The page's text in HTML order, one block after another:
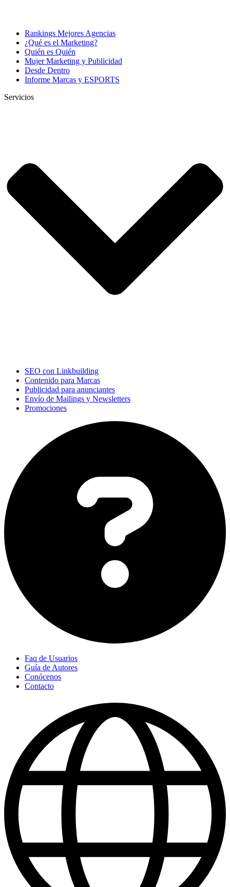
Rankings Mejores Agencias
¿Qué es el Marketing?
Quién es Quién
Mujer Marketing y Publicidad
Desde Dentro
Informe Marcas y ESPORTS
Servicios
SEO con Linkbuilding
Contenido para Marcas
Publicidad para anunciantes
Envío de Mailings y Newsletters
Promociones
Faq de Usuarios
Guía de Autores
Conócenos
Contacto